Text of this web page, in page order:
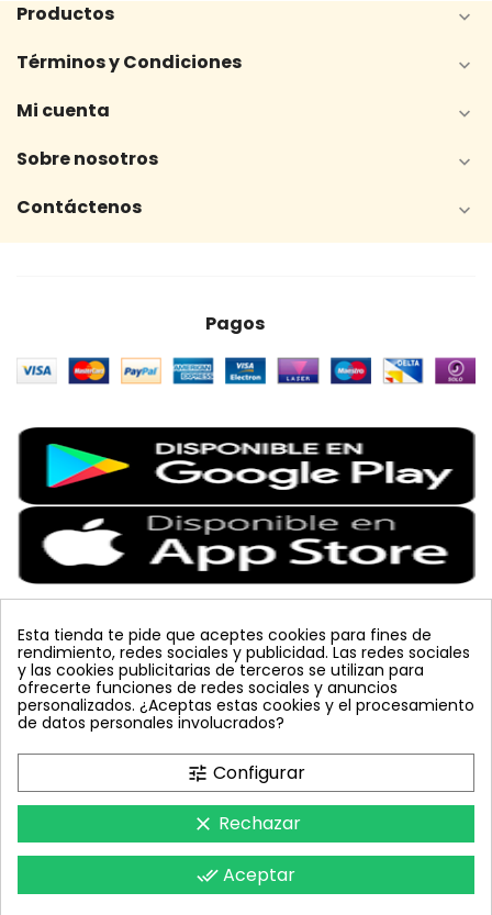
Productos 
Términos y Condiciones 
Mi cuenta 
Sobre nosotros 
Contáctenos 
Pagos
Etiquetas Populares
tuta absoluta JED amarillo
koppert
lucha integrada
bombus terrestris
mariquita
azul vacuna arbol planta
colmena
inyecciones tronco
trampa cromática
nematodos
placa feromona mosquero polillero
FeromonasyTrampas © 2018 - Todos los derechos reservados.
Esta tienda te pide que aceptes cookies para fines de
rendimiento, redes sociales y publicidad. Las redes sociales
y las cookies publicitarias de terceros se utilizan para
ofrecerte funciones de redes sociales y anuncios
personalizados. ¿Aceptas estas cookies y el procesamiento
de datos personales involucrados?
tune Configurar
clear Rechazar
done_all Aceptar